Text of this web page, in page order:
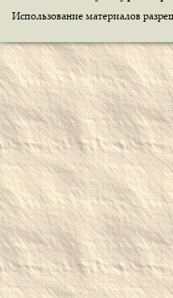
Использование материалов